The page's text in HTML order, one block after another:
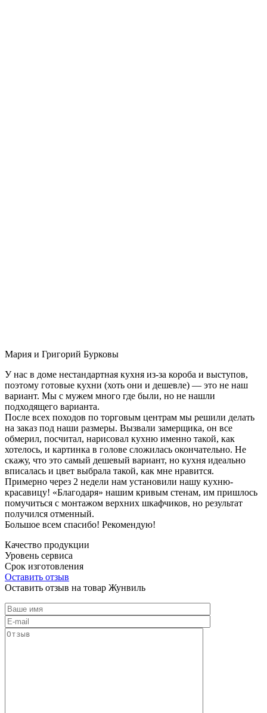
Мария и Григорий Бурковы
У нас в доме нестандартная кухня из-за короба и выступов,
поэтому готовые кухни (хоть они и дешевле) — это не наш
вариант. Мы с мужем много где были, но не нашли
подходящего варианта.
После всех походов по торговым центрам мы решили делать
на заказ под наши размеры. Вызвали замерщика, он все
обмерил, посчитал, нарисовал кухню именно такой, как
хотелось, и картинка в голове сложилась окончательно. Не
скажу, что это самый дешевый вариант, но кухня идеально
вписалась и цвет выбрала такой, как мне нравится.
Примерно через 2 недели нам установили нашу кухню-
красавицу! «Благодаря» нашим кривым стенам, им пришлось
помучиться с монтажом верхних шкафчиков, но результат
получился отменный.
Большое всем спасибо! Рекомендую!
Качество продукции
Уровень сервиса
Срок изготовления
Оставить отзыв
Оставить отзыв на товар Жунвиль